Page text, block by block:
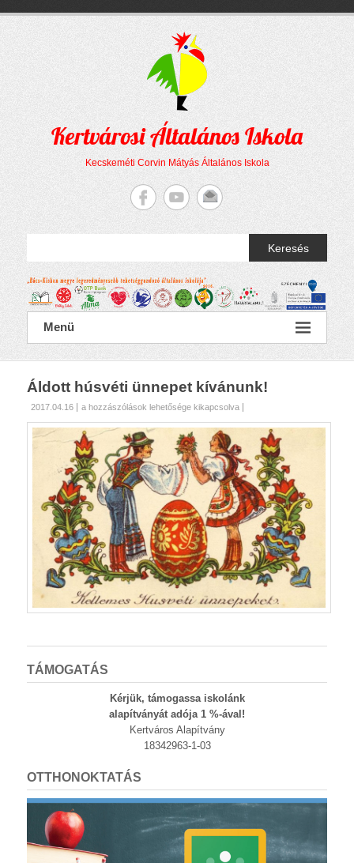
Kertvárosi Általános Iskola
Kecskeméti Corvin Mátyás Általános Iskola
Keresés
Menü
Áldott húsvéti ünnepet kívánunk!
2017.04.16
Áldott
ünnepet
kívánunk!
bejegyzéshez
a hozzászólások lehetősége kikapcsolva
TÁMOGATÁS
Kérjük, támogassa iskolánk
alapítványát adója 1 %-ával!
Kertváros Alapítvány
18342963-1-03
OTTHONOKTATÁS